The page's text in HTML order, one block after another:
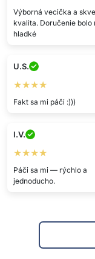
Výborná vecička a
kvalita. Doručenie bolo
hladké
U.S.
★★★★
Fakt sa mi páči :)))
I.V.
★★★★
Páči sa mi — rýchlo a
jednoducho.